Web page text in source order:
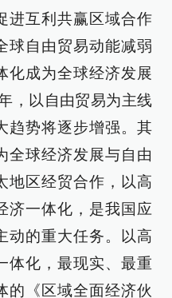
进互利共赢区域合作
球自由贸易动能减弱
化成为全球经济发展
，以自由贸易为主线
趋势将逐步增强。其
全球经济发展与自由
地区经贸合作，以高
济一体化，是我国应
动的重大任务。以高
体化，最现实、最重
的《区域全面经济伙